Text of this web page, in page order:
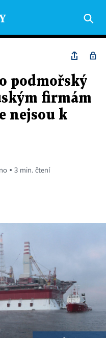
podmořský
firmám
nejsou k
▪ 3 min. čtení